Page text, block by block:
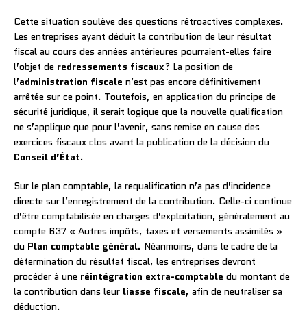
Cette situation soulève des questions rétroactives complexes.
Les entreprises ayant déduit la contribution de leur résultat
fiscal au cours des années antérieures pourraient-elles faire
l’objet de redressements fiscaux? La position de
l’administration fiscale n’est pas encore définitivement
arrêtée sur ce point. Toutefois, en application du principe de
sécurité juridique, il serait logique que la nouvelle qualification
ne s’applique que pour l’avenir, sans remise en cause des
exercices fiscaux clos avant la publication de la décision du
Conseil d’État.
Sur le plan comptable, la requalification n’a pas d’incidence
directe sur l’enregistrement de la contribution. Celle-ci continue
d’être comptabilisée en charges d’exploitation, généralement au
compte 637 « Autres impôts, taxes et versements assimilés »
du Plan comptable général. Néanmoins, dans le cadre de la
détermination du résultat fiscal, les entreprises devront
procéder à une réintégration extra-comptable du montant de
la contribution dans leur liasse fiscale, afin de neutraliser sa
déduction.